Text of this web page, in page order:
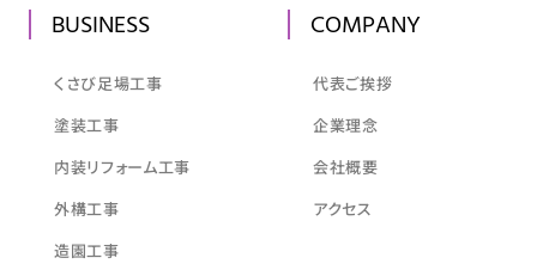
BUSINESS
くさび足場工事
塗装工事
内装リフォーム工事
外構工事
造園工事
COMPANY
代表ご挨拶
企業理念
会社概要
アクセス